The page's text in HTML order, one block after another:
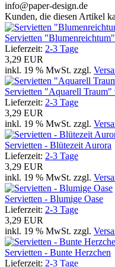
info@paper-design.de
Kunden, die diesen Artikel
Servietten
Lieferzeit: 2-3 Tage
3,29 EUR
inkl. 19 % MwSt. zzgl.
Servietten "Aquarell
Lieferzeit: 2-3 Tage
3,29 EUR
inkl. 19 % MwSt. zzgl.
Servietten - Blütezeit Aurora
Lieferzeit: 2-3 Tage
3,29 EUR
inkl. 19 % MwSt. zzgl.
Servietten - Blumige Oase
Lieferzeit: 2-3 Tage
3,29 EUR
inkl. 19 % MwSt. zzgl.
Servietten - Bunte Herzchen
Lieferzeit: 2-3 Tage